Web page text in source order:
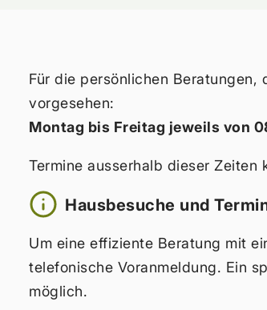
Für die persönlichen
vorgesehen:
Montag bis Freitag jeweils von
Termine ausserhalb dieser
Hausbesuche und
Um eine effiziente Beratung mit
telefonische Voranmeldung. Ein
möglich.